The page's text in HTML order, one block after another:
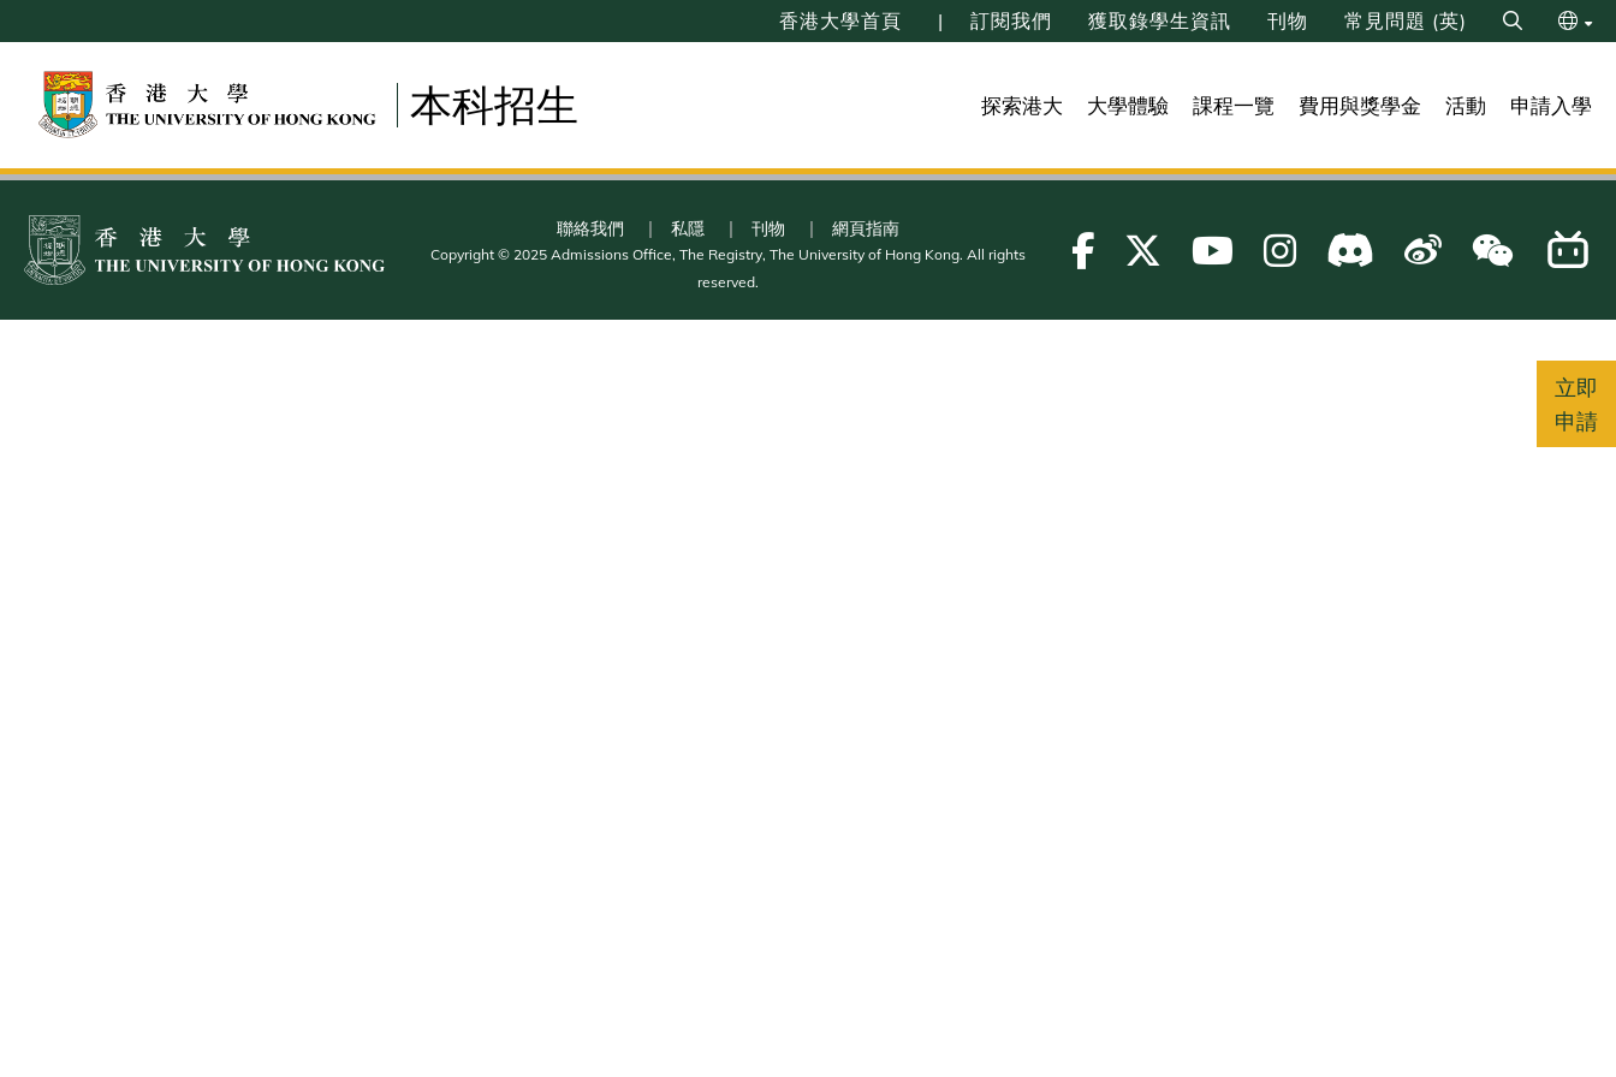
to
main
content
香港大學首頁 訂閱我們 獲取錄學生資訊 刊物 常見問題 (英)
Search
简
本科招生 探索港大 大學體驗 課程一覽 費用與獎學金 活動 申請入學
立即
申請
聯絡我們 私隱 刊物 網頁指南
Copyright © 2025 Admissions Office, The Registry, The University of Hong Kong. All rights
reserved.